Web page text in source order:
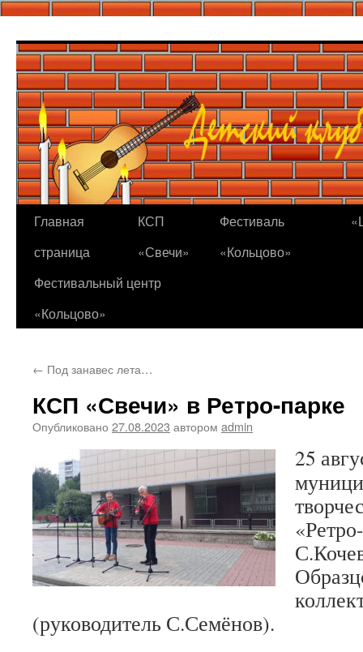
содержимому
Главная
страница
КСП
«Свечи»
Фестиваль
«Кольцово»
Фестивальный центр
«Кольцово»
← Под занавес лета…
КСП «Свечи» в Ретро-парке
Опубликовано 27.08.2023 автором admin
25
(руководитель С.Семёнов).